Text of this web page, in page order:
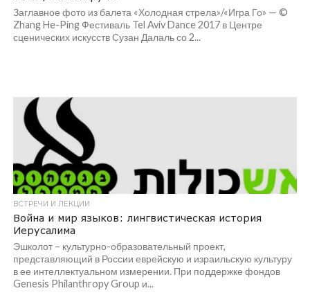
Заглавное фото из балета «Холодная стрела»/«Игра Го» — ©
Zhang He-Ping Фестиваль Tel Aviv Dance 2017 в Центре
сценических искусств Сузан Далаль со 2...
ВСТРЕЧИ И ЛЕКЦИИ
Война и мир языков: лингвистическая история
Иерусалима
Эшколот – культурно-образовательный проект,
представляющий в России еврейскую и израильскую культуру
в ее интеллектуальном измерении. При поддержке фондов
Genesis Philanthropy Group и...